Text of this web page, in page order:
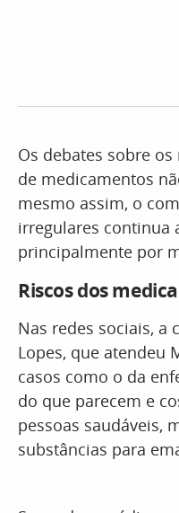
Os debates sobre
de medicamentos
mesmo assim, o
irregulares continua
principalmente por
Riscos dos
Nas redes sociais, a
Lopes, que atendeu
casos como o da
do que parecem e
pessoas saudáveis,
substâncias para